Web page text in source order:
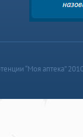
“Моя аптека”